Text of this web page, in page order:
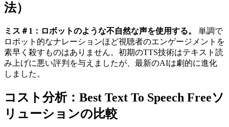
法）
ミス＃1：ロボットのような不自然な声を使用する。
単調で
ロボット的なナレーションほど視聴者のエンゲージメントを
素早く殺すものはありません。初期のTTS技術はテキスト読
み上げに悪い評判を与えましたが、最新のAIは劇的に進化
しました。
コスト分析：Best Text To Speech Freeソ
リューションの比較